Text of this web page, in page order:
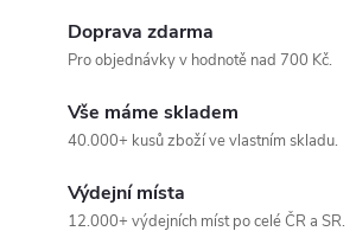
Doprava zdarma
Pro objednávky v hodnotě nad 700 Kč.
Vše máme skladem
40.000+ kusů zboží ve vlastním skladu.
Výdejní místa
12.000+ výdejních míst po celé ČR a SR.